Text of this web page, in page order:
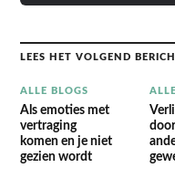
LEES HET VOLGEND
ALLE BLOGS
Als emoties met
vertraging
komen en je niet
gezien wordt